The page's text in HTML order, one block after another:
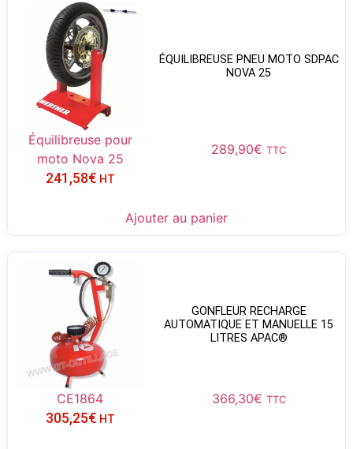
ÉQUILIBREUSE PNEU MOTO SDPAC
NOVA 25
Équilibreuse pour
moto Nova 25
289,90€ TTC
241,58€ HT
Ajouter au panier
GONFLEUR RECHARGE
AUTOMATIQUE ET MANUELLE 15
LITRES APAC®
CE1864 366,30€ TTC
305,25€ HT